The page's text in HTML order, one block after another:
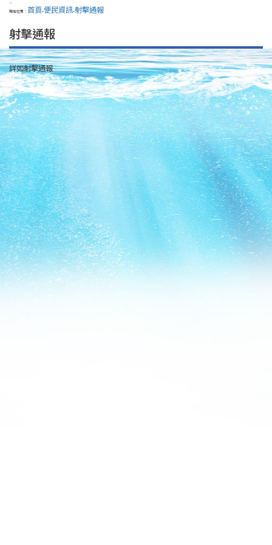
:::
現在位置： 首頁>便民資訊>射擊通報
射擊通報
詳如射擊通報